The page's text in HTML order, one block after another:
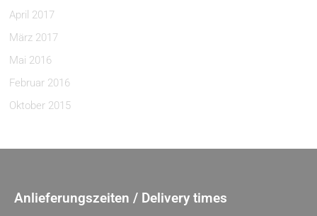
April 2017
März 2017
Mai 2016
Februar 2016
Oktober 2015
Anlieferungszeiten / Delivery times